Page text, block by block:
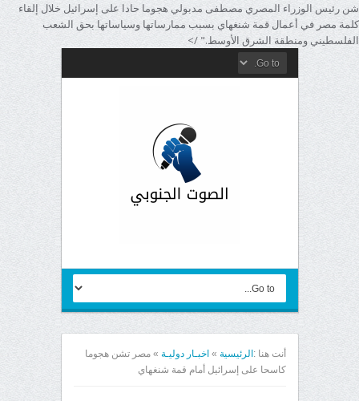
شن رئيس الوزراء المصري مصطفى مدبولي هجوما حادا على إسرائيل خلال إلقاء
كلمة مصر في أعمال قمة شنغهاي بسبب ممارساتها وسياساتها بحق الشعب
الفلسطيني ومنطقة الشرق الأوسط." />
أنت هنا : الرئيسية » اخبـار دوليـة » مصر تشن هجوما
كاسحا على إسرائيل أمام قمة شنغهاي